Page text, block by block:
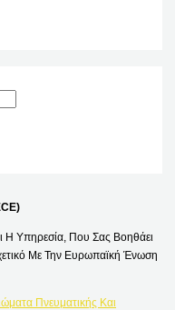
Η Υπηρεσία, Που Σας Βοηθάει
Με Την Ευρωπαϊκή Ένωση
Πνευματικής Και